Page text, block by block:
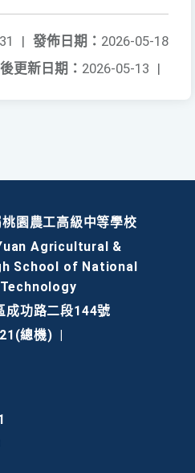
發佈日期： 2026-05-18
|
更新日期： 2026-05-13 |
園農工高級中等學校
Agricultural &
School of National
成功路二段144號
總機)